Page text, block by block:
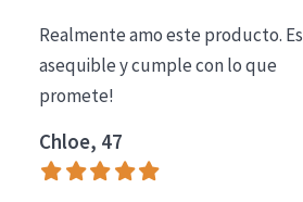
Limpieza
COLECCIÓN
Essentials
Lift+
Realmente amo este producto. Es
asequible y cumple con lo que
promete!
Chloe, 47